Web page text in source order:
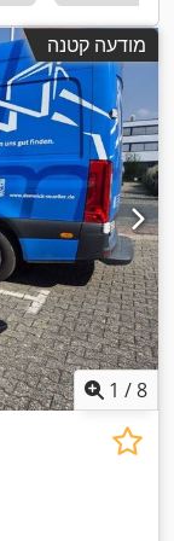
מודעה קטנה
1 /8